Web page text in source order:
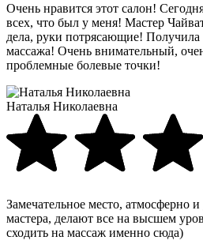
Очень нравится этот салон!
всех, что был у меня! Мастер
дела, руки потрясающие! Получила
массажа! Очень внимательный,
проблемные болевые точки!
Наталья Николаевна
Замечательное место, атмосферно
мастера, делают все на высшем
сходить на массаж именно сюда)